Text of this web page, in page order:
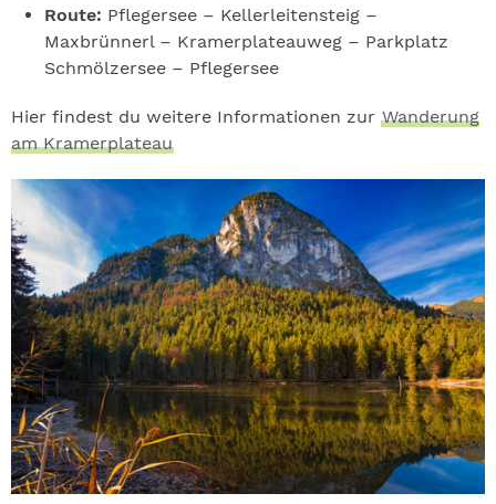
Route: Pflegersee – Kellerleitensteig –
Maxbrünnerl – Kramerplateauweg – Parkplatz
Schmölzersee – Pflegersee
Hier findest du weitere Informationen zur Wanderung
am Kramerplateau